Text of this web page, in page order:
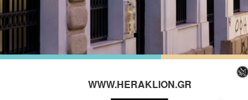
WWW.HERAKLION.GR